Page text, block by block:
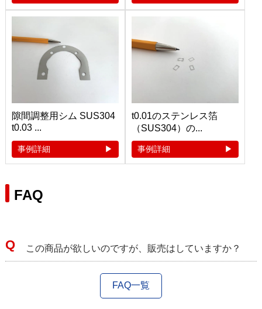
隙間調整用シム SUS304
t0.03 ...
事例詳細
t0.01のステンレス箔
（SUS304）の...
事例詳細
FAQ
この商品が欲しいのですが、販売はしていますか？
FAQ一覧